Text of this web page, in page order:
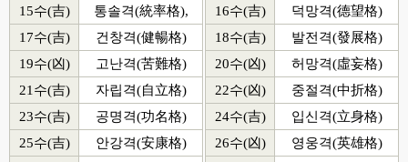
15수(吉)
통솔격(統率格), 16수(吉)
덕망격(德望格)
17수(吉)
건창격(健暢格) 18수(吉)
발전격(發展格)
19수(凶)
고난격(苦難格) 20수(凶)
허망격(虛妄格)
21수(吉)
자립격(自立格) 22수(凶)
중절격(中折格)
23수(吉)
공명격(功名格) 24수(吉)
입신격(立身格)
25수(吉)
안강격(安康格) 26수(凶)
영웅격(英雄格)